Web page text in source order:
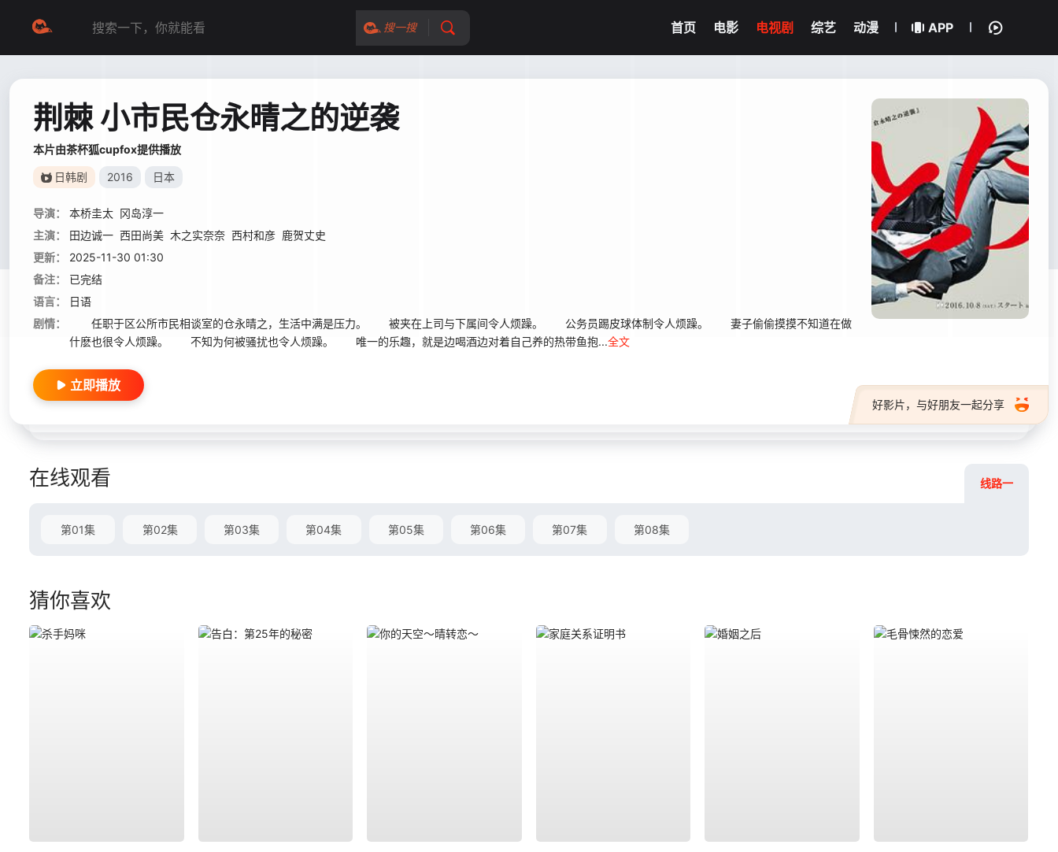
搜一搜 首页 电影 电视剧 综艺 动漫 APP
荆棘 小市民仓永晴之的逆袭
本片由茶杯狐cupfox提供播放
日韩剧 2016 日本
导演： 本桥圭太 冈岛淳一
主演：
田边诚一 西田尚美 木之实奈奈 西村和彦 鹿贺丈史
更新：
2025-11-30 01:30
备注：
已完结
语言：
日语
剧情：
任职于区公所市民相谈室的仓永晴之，生活中满是压力。 被夹在上司与下属间令人烦躁。 公务员踢皮球体制令人烦躁。 妻子偷偷摸摸不知道在做
什麽也很令人烦躁。 不知为何被骚扰也令人烦躁。 唯一的乐趣，就是边喝酒边对着自己养的热带鱼抱...全文
好影片，与好朋友一起分享
立即播放
在线观看 线路一
第01集 第02集 第03集 第04集 第05集 第06集 第07集 第08集
猜你喜欢